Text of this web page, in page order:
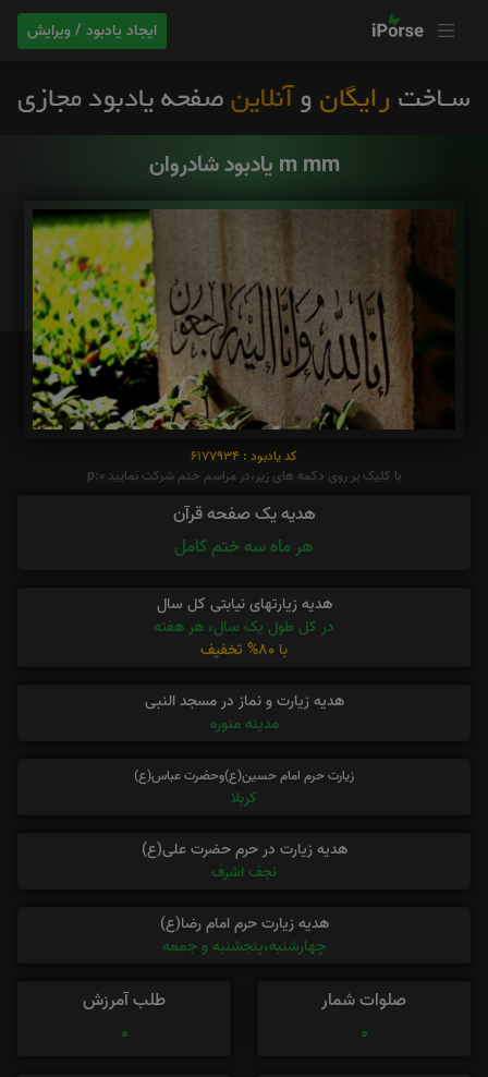
ایجاد یادبود / ویرایش
یادبود شادروان m mm
کد یادبود : 6177934
با کلیک بر روی دکمه های زیر،در مراسم ختم شرکت نمایید p:0
هدیه یک صفحه قرآن
هر ماه سه ختم کامل
هدیه زیارتهای نیابتی کل سال
در کل طول یک سال، هر هفته
با 80% تخفیف
هدیه زیارت و نماز در مسجد النبی
مدینه منوره
زیارت حرم امام حسین(ع)وحضرت عباس(ع)
کربلا
هدیه زیارت در حرم حضرت علی(ع)
نجف اشرف
هدیه زیارت حرم امام رضا(ع)
چهارشنبه،پنجشنبه و جمعه
صلوات شمار
0
طلب آمرزش
0